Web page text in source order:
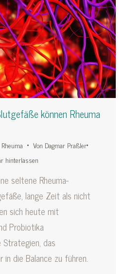
können Rheuma
Rheuma Von Dagmar Praßler
hinterlassen
seltene Rheuma-
lange Zeit als nicht
sich heute mit
Probiotika
das
die Balance zu führen.